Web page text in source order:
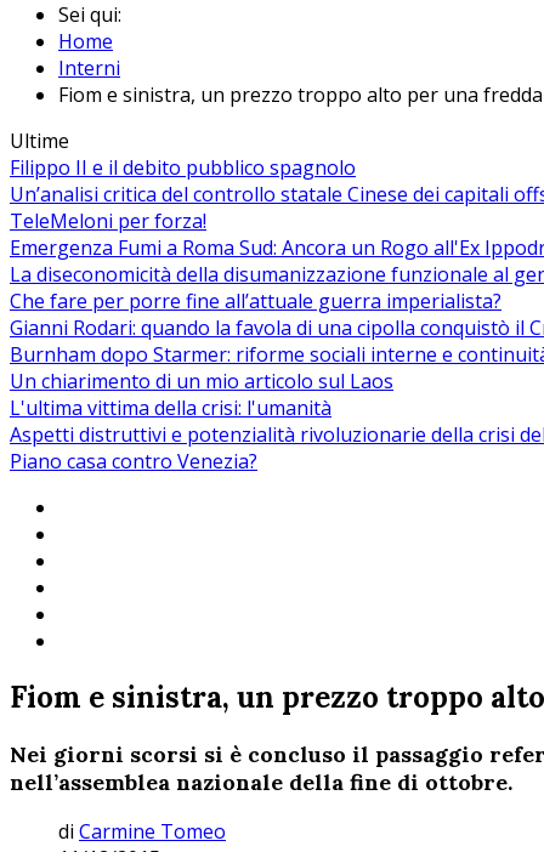
Sei qui:
Home
Interni
Fiom e sinistra, un prezzo troppo alto per una
Ultime
Filippo II e il debito pubblico spagnolo
Un’analisi critica del controllo statale Cinese dei capitali
TeleMeloni per forza!
Emergenza Fumi a Roma Sud: Ancora un Rogo all'Ex
La diseconomicità della disumanizzazione funzionale al
Che fare per porre fine all’attuale guerra imperialista?
Gianni Rodari: quando la favola di una cipolla conquistò il
Burnham dopo Starmer: riforme sociali interne e
Un chiarimento di un mio articolo sul Laos
L'ultima vittima della crisi: l'umanità
Aspetti distruttivi e potenzialità rivoluzionarie della crisi
Piano casa contro Venezia?
Fiom e sinistra, un prezzo troppo
Nei giorni scorsi si è concluso il passaggio
nell’assemblea nazionale della fine di ottobre.
di Carmine Tomeo